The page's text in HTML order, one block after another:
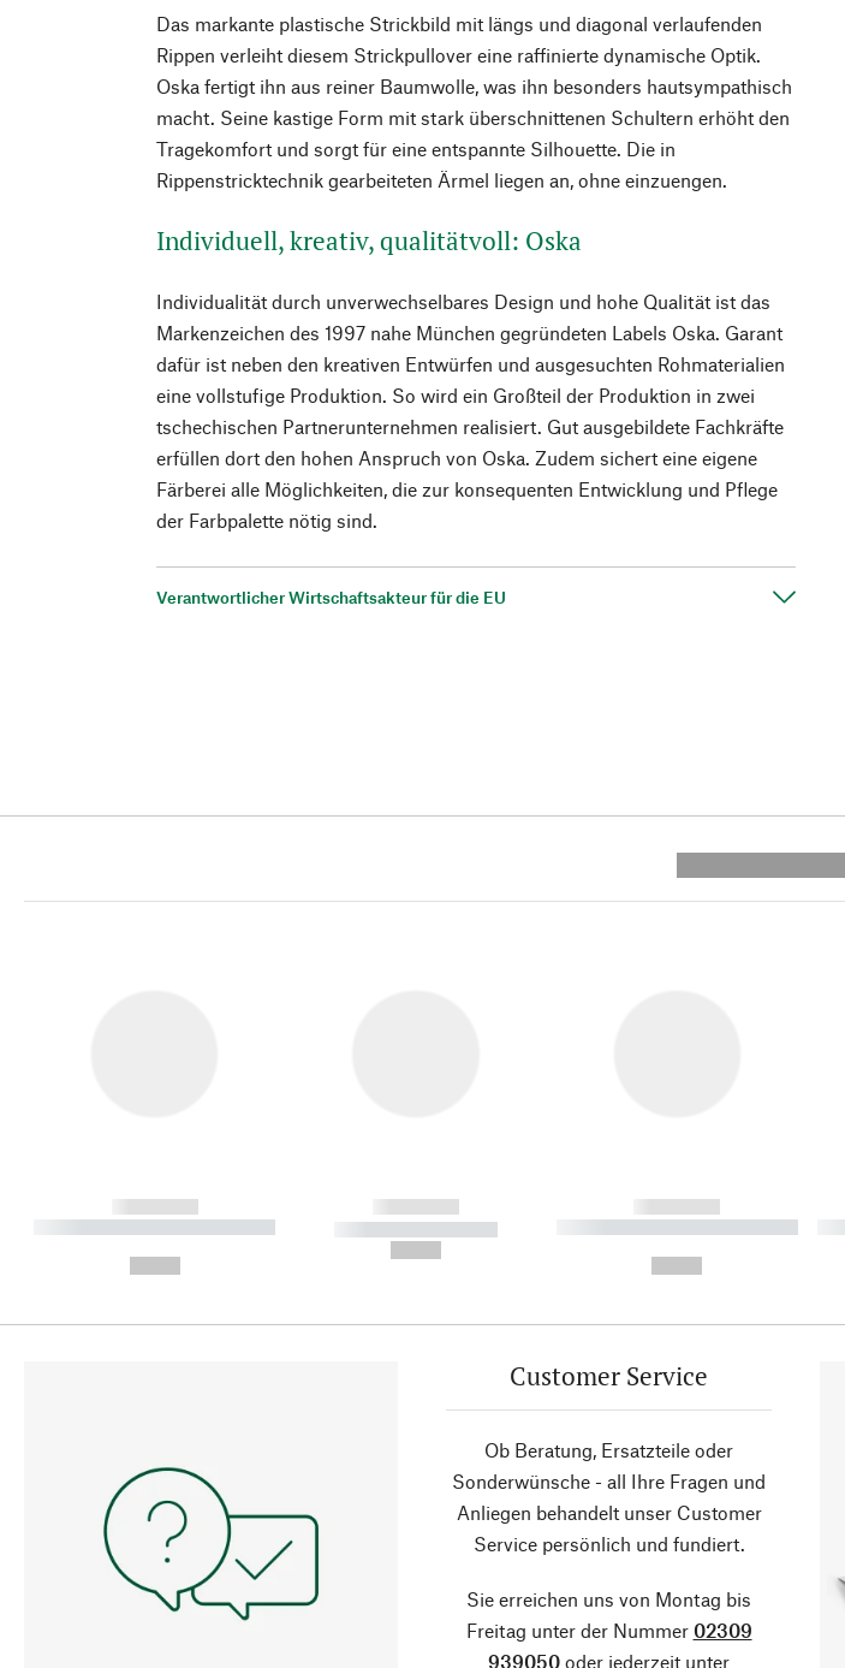
Das markante plastische Strickbild mit längs und diagonal verlaufenden
Rippen verleiht diesem Strickpullover eine raffinierte dynamische Optik.
Oska fertigt ihn aus reiner Baumwolle, was ihn besonders hautsympathisch
macht. Seine kastige Form mit stark überschnittenen Schultern erhöht den
Tragekomfort und sorgt für eine entspannte Silhouette. Die in
Rippenstricktechnik gearbeiteten Ärmel liegen an, ohne einzuengen.
Individuell, kreativ, qualitätvoll: Oska
Individualität durch unverwechselbares Design und hohe Qualität ist das
Markenzeichen des 1997 nahe München gegründeten Labels Oska. Garant
dafür ist neben den kreativen Entwürfen und ausgesuchten Rohmaterialien
eine vollstufige Produktion. So wird ein Großteil der Produktion in zwei
tschechischen Partnerunternehmen realisiert. Gut ausgebildete Fachkräfte
erfüllen dort den hohen Anspruch von Oska. Zudem sichert eine eigene
Färberei alle Möglichkeiten, die zur konsequenten Entwicklung und Pflege
der Farbpalette nötig sind.
Verantwortlicher Wirtschaftsakteur für die EU
------------
----------- ----------- ----------
------------
----------- -----------
------------
----------- ----------- ----------
Customer Service
Ob Beratung, Ersatzteile oder
Sonderwünsche - all Ihre Fragen und
Anliegen behandelt unser Customer
Service persönlich und fundiert.
Sie erreichen uns von Montag bis
Freitag unter der Nummer 02309
939050 oder jederzeit unter